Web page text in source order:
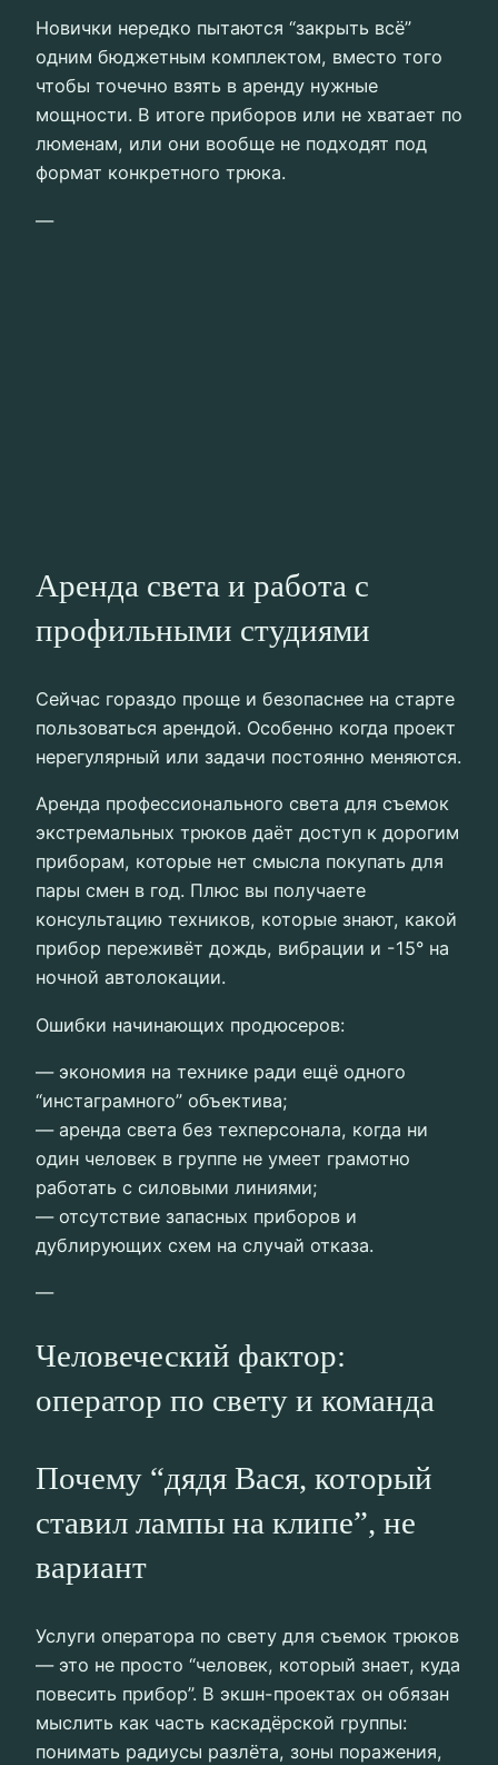
Новички нередко пытаются “закрыть всё”
одним бюджетным комплектом, вместо того
чтобы точечно взять в аренду нужные
мощности. В итоге приборов или не хватает по
люменам, или они вообще не подходят под
формат конкретного трюка.
—
Аренда света и работа с
профильными студиями
Сейчас гораздо проще и безопаснее на старте
пользоваться арендой. Особенно когда проект
нерегулярный или задачи постоянно меняются.
Аренда профессионального света для съемок
экстремальных трюков даёт доступ к дорогим
приборам, которые нет смысла покупать для
пары смен в год. Плюс вы получаете
консультацию техников, которые знают, какой
прибор переживёт дождь, вибрации и -15° на
ночной автолокации.
Ошибки начинающих продюсеров:
— экономия на технике ради ещё одного
“инстаграмного” объектива;
— аренда света без техперсонала, когда ни
один человек в группе не умеет грамотно
работать с силовыми линиями;
— отсутствие запасных приборов и
дублирующих схем на случай отказа.
—
Человеческий фактор:
оператор по свету и команда
Почему “дядя Вася, который
ставил лампы на клипе”, не
вариант
Услуги оператора по свету для съемок трюков
— это не просто “человек, который знает, куда
повесить прибор”. В экшн-проектах он обязан
мыслить как часть каскадёрской группы:
понимать радиусы разлёта, зоны поражения,